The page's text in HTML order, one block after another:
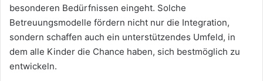
besonderen Bedürfnissen eingeht. Solche
Betreuungsmodelle fördern nicht nur die Integration,
sondern schaffen auch ein unterstützendes Umfeld, in
dem alle Kinder die Chance haben, sich bestmöglich zu
entwickeln.